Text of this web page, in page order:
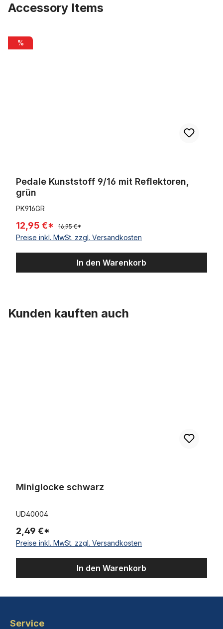
Accessory Items
Pedale Kunststoff 9/16 mit Reflektoren, grün
%
Pedale Kunststoff 9/16 mit Reflektoren,
grün
PK916GR
12,95 €* 16,95 €*
Preise inkl. MwSt. zzgl. Versandkosten
In den Warenkorb
Kunden kauften auch
Miniglocke schwarz
UD40004
2,49 €*
Preise inkl. MwSt. zzgl. Versandkosten
In den Warenkorb
Service